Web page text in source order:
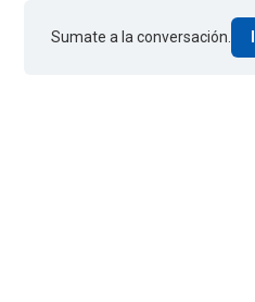
Sumate a la conversación.